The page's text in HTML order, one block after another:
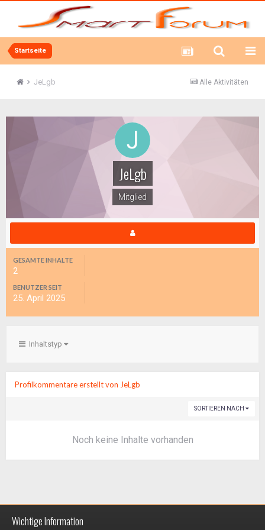
Startseite
Alle Aktivitäten
JeLgb
JeLgb
Mitglied
GESAMTE INHALTE
2
BENUTZER SEIT
25. April 2025
Inhaltstyp
Profilkommentare erstellt von JeLgb
SORTIEREN NACH
Noch keine Inhalte vorhanden
Impressum / Datenschutzerklärung
Wichtige Information